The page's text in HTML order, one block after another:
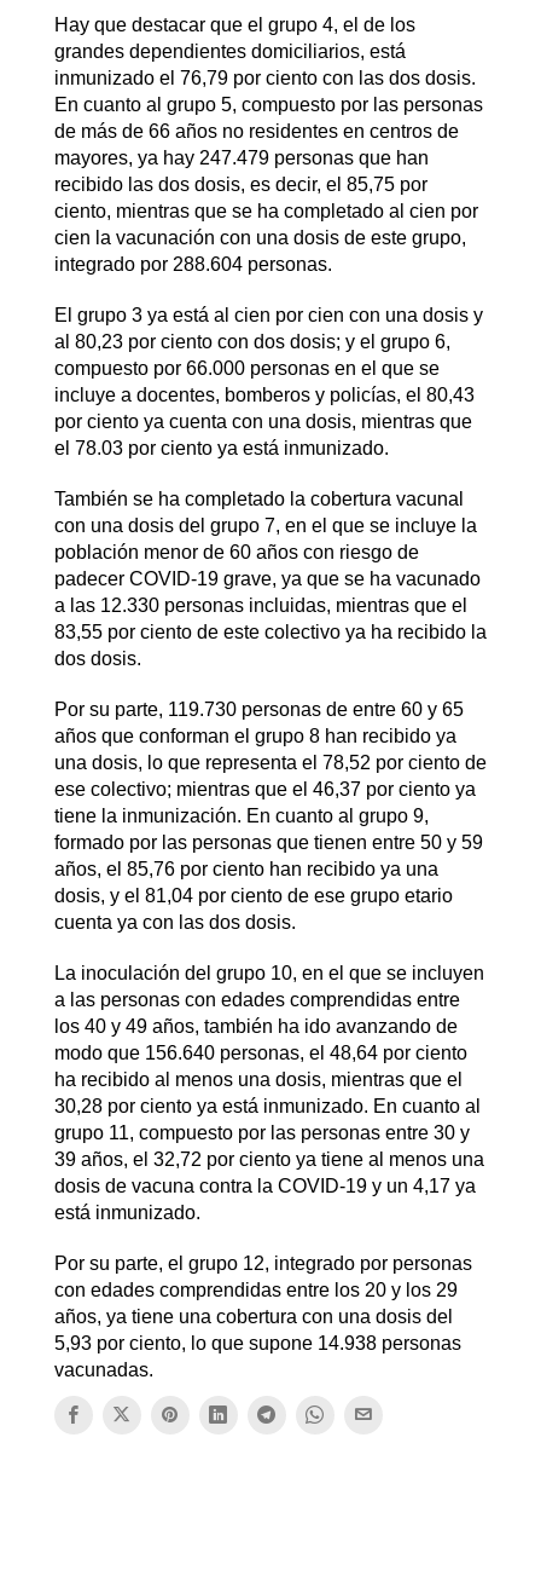
Hay que destacar que el grupo 4, el de los
grandes dependientes domiciliarios, está
inmunizado el 76,79 por ciento con las dos dosis.
En cuanto al grupo 5, compuesto por las personas
de más de 66 años no residentes en centros de
mayores, ya hay 247.479 personas que han
recibido las dos dosis, es decir, el 85,75 por
ciento, mientras que se ha completado al cien por
cien la vacunación con una dosis de este grupo,
integrado por 288.604 personas.
El grupo 3 ya está al cien por cien con una dosis y
al 80,23 por ciento con dos dosis; y el grupo 6,
compuesto por 66.000 personas en el que se
incluye a docentes, bomberos y policías, el 80,43
por ciento ya cuenta con una dosis, mientras que
el 78.03 por ciento ya está inmunizado.
También se ha completado la cobertura vacunal
con una dosis del grupo 7, en el que se incluye la
población menor de 60 años con riesgo de
padecer COVID-19 grave, ya que se ha vacunado
a las 12.330 personas incluidas, mientras que el
83,55 por ciento de este colectivo ya ha recibido la
dos dosis.
Por su parte, 119.730 personas de entre 60 y 65
años que conforman el grupo 8 han recibido ya
una dosis, lo que representa el 78,52 por ciento de
ese colectivo; mientras que el 46,37 por ciento ya
tiene la inmunización. En cuanto al grupo 9,
formado por las personas que tienen entre 50 y 59
años, el 85,76 por ciento han recibido ya una
dosis, y el 81,04 por ciento de ese grupo etario
cuenta ya con las dos dosis.
La inoculación del grupo 10, en el que se incluyen
a las personas con edades comprendidas entre
los 40 y 49 años, también ha ido avanzando de
modo que 156.640 personas, el 48,64 por ciento
ha recibido al menos una dosis, mientras que el
30,28 por ciento ya está inmunizado. En cuanto al
grupo 11, compuesto por las personas entre 30 y
39 años, el 32,72 por ciento ya tiene al menos una
dosis de vacuna contra la COVID-19 y un 4,17 ya
está inmunizado.
Por su parte, el grupo 12, integrado por personas
con edades comprendidas entre los 20 y los 29
años, ya tiene una cobertura con una dosis del
5,93 por ciento, lo que supone 14.938 personas
vacunadas.